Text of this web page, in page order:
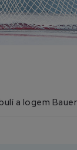
a logem Bauer.